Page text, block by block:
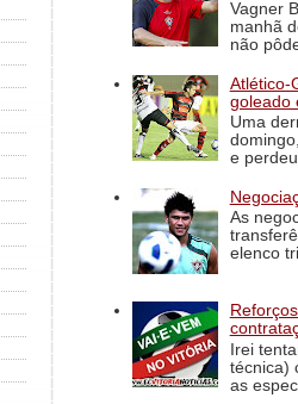
Vagner
manhã
não
Atlético-
goleado
Uma
e
As
elenco
Irei
técnica)
as